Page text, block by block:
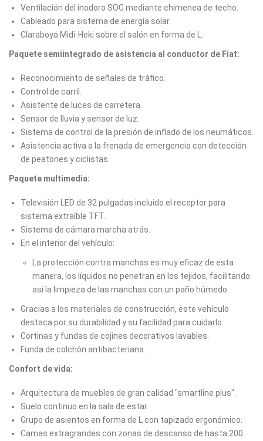
Ventilación del inodoro SOG mediante chimenea de techo.
Cableado para sistema de energía solar.
Claraboya Midi-Heki sobre el salón en forma de L.
Paquete semiintegrado de asistencia al conductor de Fiat:
Reconocimiento de señales de tráfico.
Control de carril.
Asistente de luces de carretera.
Sensor de lluvia y sensor de luz.
Sistema de control de la presión de inflado de los neumáticos.
Asistencia activa a la frenada de emergencia con detección
de peatones y ciclistas.
Paquete multimedia:
Televisión LED de 32 pulgadas incluido el receptor para
sistema extraíble TFT.
Sistema de cámara marcha atrás.
En el interior del vehículo:
La protección contra manchas es muy eficaz de esta
manera, los líquidos no penetran en los tejidos, facilitando
así la limpieza de las manchas con un paño húmedo.
Gracias a los materiales de construcción, este vehículo
destaca por su durabilidad y su facilidad para cuidarlo.
Cortinas y fundas de cojines decorativos lavables.
Funda de colchón antibacteriana.
Confort de vida:
Arquitectura de muebles de gran calidad "smartline plus".
Suelo continuo en la sala de estar.
Grupo de asientos en forma de L con tapizado ergonómico.
Camas extragrandes con zonas de descanso de hasta 200